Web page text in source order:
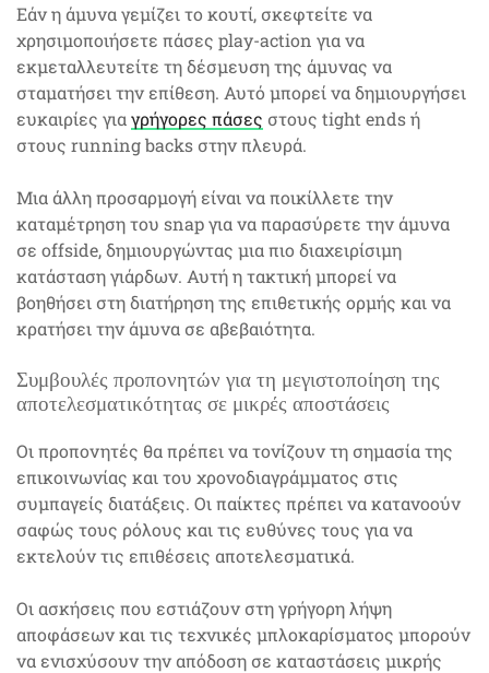
Εάν η άμυνα γεμίζει το κουτί, σκεφτείτε να
χρησιμοποιήσετε πάσες play-action για να
εκμεταλλευτείτε τη δέσμευση της άμυνας να
σταματήσει την επίθεση. Αυτό μπορεί να δημιουργήσει
ευκαιρίες γιαγρήγορες πάσες στους tight ends ή
στους running backs στην πλευρά.
Μια άλλη προσαρμογή είναι να ποικίλλετε την
καταμέτρηση του snap για να παρασύρετε την άμυνα
σε offside, δημιουργώντας μια πιο διαχειρίσιμη
κατάσταση γιάρδων. Αυτή η τακτική μπορεί να
βοηθήσει στη διατήρηση της επιθετικής ορμής και να
κρατήσει την άμυνα σε αβεβαιότητα.
Συμβουλές προπονητών για τη μεγιστοποίηση της
αποτελεσματικότητας σε μικρές αποστάσεις
Οι προπονητές θα πρέπει να τονίζουν τη σημασία της
επικοινωνίας και του χρονοδιαγράμματος στις
συμπαγείς διατάξεις. Οι παίκτες πρέπει να κατανοούν
σαφώς τους ρόλους και τις ευθύνες τους για να
εκτελούν τις επιθέσεις αποτελεσματικά.
Οι ασκήσεις που εστιάζουν στη γρήγορη λήψη
αποφάσεων και τις τεχνικές μπλοκαρίσματος μπορούν
να ενισχύσουν την απόδοση σε καταστάσεις μικρής